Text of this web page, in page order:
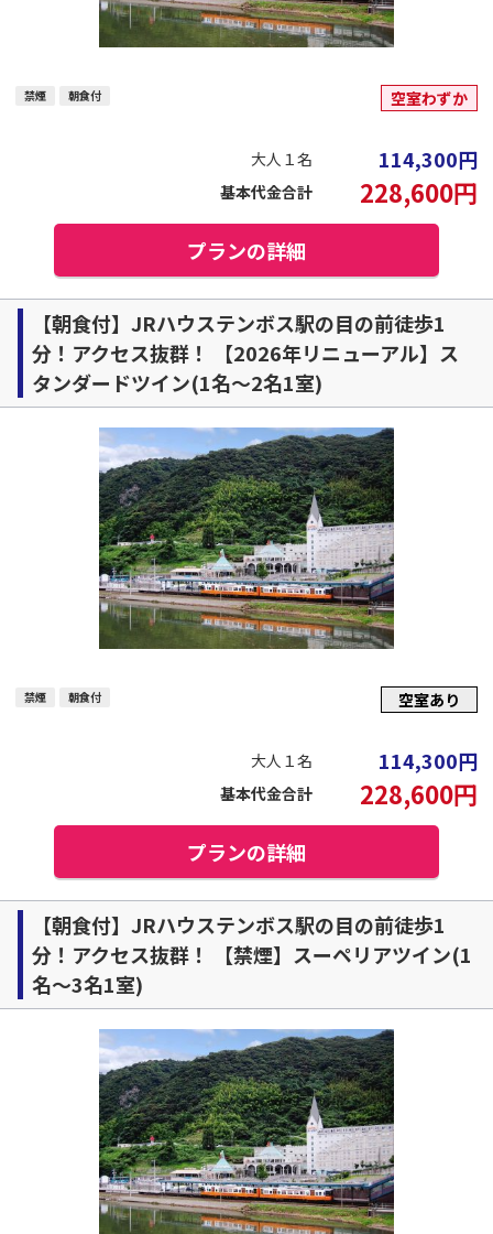
禁煙 朝食付 空室わずか
大人１名 114,300円
基本代金合計 228,600円
プランの詳細
【朝食付】JRハウステンボス駅の目の前徒歩1
分！アクセス抜群！ 【2026年リニューアル】ス
タンダードツイン(1名～2名1室)
禁煙 朝食付 空室あり
大人１名 114,300円
基本代金合計 228,600円
プランの詳細
【朝食付】JRハウステンボス駅の目の前徒歩1
分！アクセス抜群！ 【禁煙】スーペリアツイン(1
名～3名1室)